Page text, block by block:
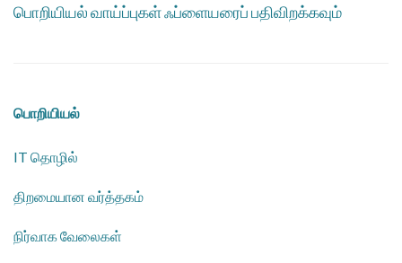
பொறியியல் வாய்ப்புகள் ஃப்ளையரைப் பதிவிறக்கவும்
பொறியியல்
IT தொழில்
திறமையான வர்த்தகம்
நிர்வாக வேலைகள்